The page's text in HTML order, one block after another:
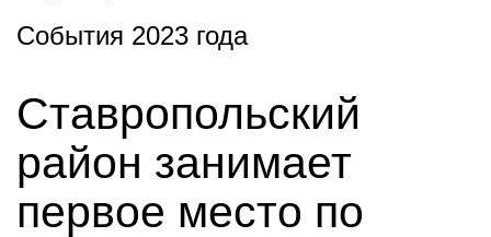
События 2023 года
Ставропольский
район занимает
первое место по